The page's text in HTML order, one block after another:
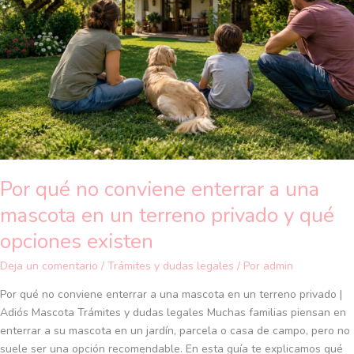
Por qué no conviene enterrar a una
mascota en un terreno privado y qué
opciones existen
Deja un comentario / Trámites y dudas legales / Por admin
Por qué no conviene enterrar a una mascota en un terreno privado |
Adiós Mascota Trámites y dudas legales Muchas familias piensan en
enterrar a su mascota en un jardín, parcela o casa de campo, pero no
suele ser una opción recomendable. En esta guía te explicamos qué
enterrar
a
una
mascota
en
un
terreno
privado
y
opciones